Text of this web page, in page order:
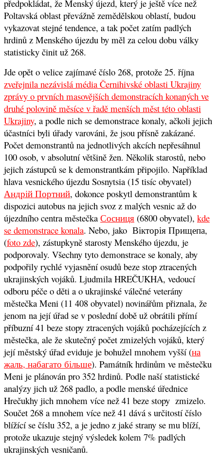
předpokládat, že Menský újezd, který je ještě více než
Poltavská oblast převážně zemědělskou oblastí, budou
vykazovat stejné tendence, a tak počet zatím padlých
hrdinů z Menského újezdu by měl za celou dobu války
statisticky činit už 268.
Jde opět o velice zajímavé číslo 268, protože 25. října
zveřejnila nezávislá média Černihivské oblasti Ukrajiny
zprávy o prvních masovějších demonstracích konaných ve
druhé polovině měsíce v řadě menších měst této oblasti
Ukrajiny, a podle nich se demonstrace konaly, ačkoli jejich
účastníci byli úřady varováni, že jsou přísně zakázané.
Počet demonstrantů na jednotlivých akcích nepřesáhnul
100 osob, v absolutní většině žen. Několik starostů, nebo
jejich zástupců se k demonstrantkám připojilo. Například
hlava vesnického újezdu Sosnytsia (15 tisíc obyvatel)
Андрій Портний, dokonce poskytl demonstrantům k
dispozici autobus na jejich svoz z malých vesnic až do
újezdního centra městečka Сосниця (6800 obyvatel), kde
se demonstrace konala. Nebo, jako Вікторія Прищепа,
(foto zde), zástupkyně starosty Menského újezdu, je
podporovaly. Všechny tyto demonstrace se konaly, aby
podpořily rychlé vyjasnění osudů beze stop ztracených
ukrajinských vojáků. Ljudmila HREČUKHA, vedoucí
odboru péče o děti a o ukrajinské válečné veterány
městečka Meni (11 408 obyvatel) novinářům přiznala, že
jenom na její úřad se v poslední době už obrátili přímí
příbuzní 41 beze stopy ztracených vojáků pocházejících z
městečka, ale že skutečný počet zmizelých vojáků, který
její městský úřad eviduje je bohužel mnohem vyšší (на
жаль, набагато більше). Památník hrdinům ve městečku
Meni je plánován pro 352 hrdinů. Podle naší statistické
analýzy jich už 268 padlo, a podle menské úřednice
Hrečukhy jich mnohem více než 41 beze stopy zmizelo.
Součet 268 a mnohem více než 41 dává s určitostí číslo
blížící se číslu 352, a je jedno z jaké strany se mu blíží,
protože ukazuje stejný výsledek kolem 7% padlých
ukrajinských vesničanů.